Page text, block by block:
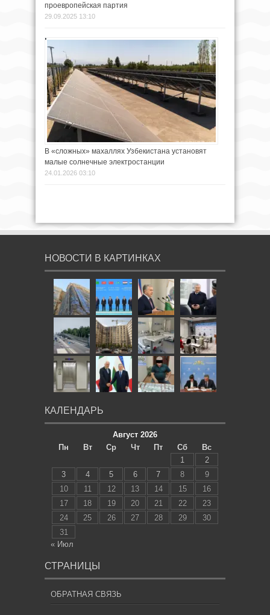
проевропейская партия
29.09.2025 13:10
В «сложных» махаллях Узбекистана установят
малые солнечные электростанции
24.01.2026 03:10
НОВОСТИ В КАРТИНКАХ
КАЛЕНДАРЬ
Август 2026
Пн
Вт Ср Чт Пт Сб
Вс
1
2
3
4 5 6 7 8
9
10
11 12 13 14 15
16
17
18 19 20 21 22
23
24
25 26 27 28 29
30
31
« Июл
СТРАНИЦЫ
ОБРАТНАЯ СВЯЗЬ